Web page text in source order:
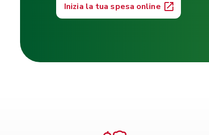
Inizia la tua spesa online